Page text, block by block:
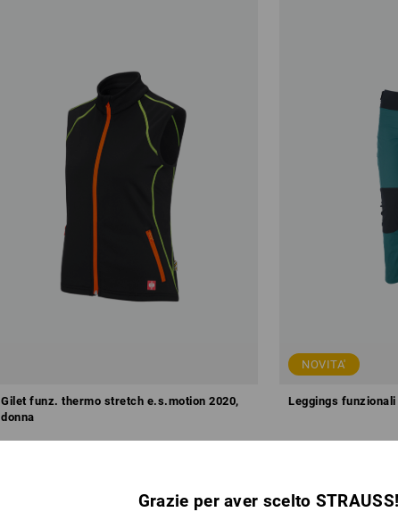
Gilet funz. thermo stretch e.s.motion 2020,
donna
NOVITA'
Leggings
Grazie per aver scelto STRAUSS!